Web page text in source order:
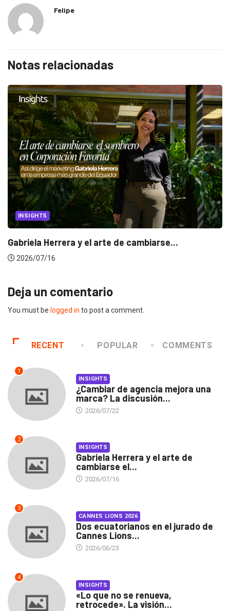
Felipe
Notas relacionadas
INSIGHTS
Gabriela Herrera y el arte de cambiarse...
2026/07/16
Deja un comentario
You must be logged in to post a comment.
RECENT POPULAR COMMENTS
1
INSIGHTS
¿Cambiar de agencia mejora una
marca? La discusión...
2026/07/22
2
INSIGHTS
Gabriela Herrera y el arte de
cambiarse el...
2026/07/16
3
CANNES LIONS 2026
Dos ecuatorianos en el jurado de
Cannes Lions...
2026/06/23
4
INSIGHTS
«Lo que no se renueva,
retrocede». La visión...